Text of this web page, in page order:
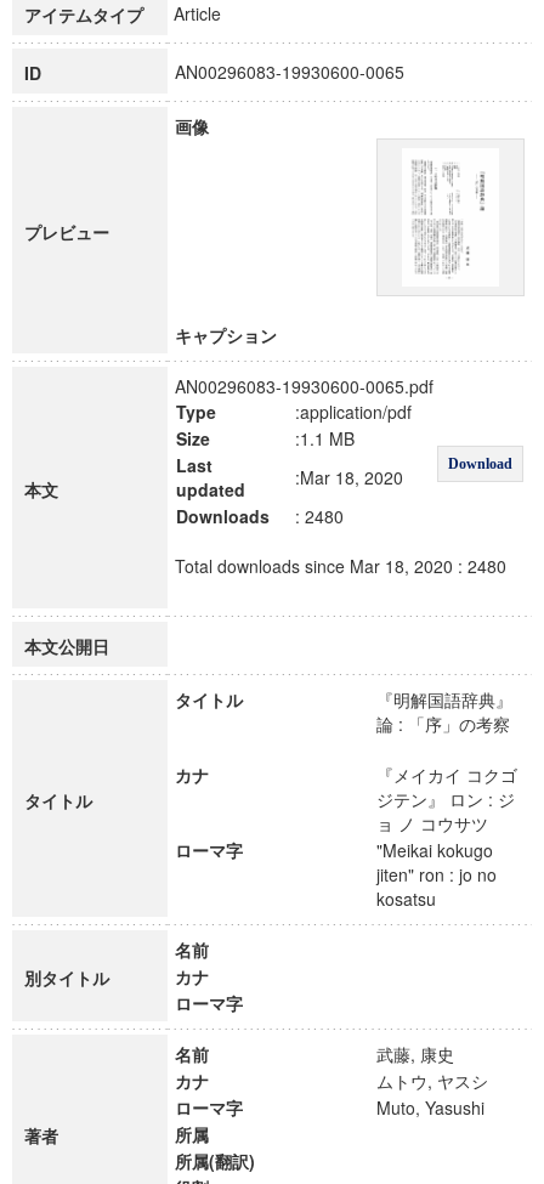
博士課程教育リーディングプログラム「超成熟社会発展のサ
アイテムタイプ Article
ID AN00296083-19930600-0065
プレビュー
画像
キャプション
本文
AN00296083-19930600-0065.pdf
Type
:application/pdf
Download
Size
:1.1 MB
Last
updated
:Mar 18, 2020
Downloads
: 2480
Total downloads since Mar 18, 2020 : 2480
本文公開日
タイトル
タイトル
『明解国語辞典』
論 : 「序」の考察
カナ
『メイカイ コクゴ
ジテン』 ロン : ジ
ョ ノ コウサツ
ローマ字
"Meikai kokugo
jiten" ron : jo no
kosatsu
別タイトル
名前
カナ
ローマ字
著者
名前
武藤, 康史
カナ
ムトウ, ヤスシ
ローマ字
Muto, Yasushi
所属
所属(翻訳)